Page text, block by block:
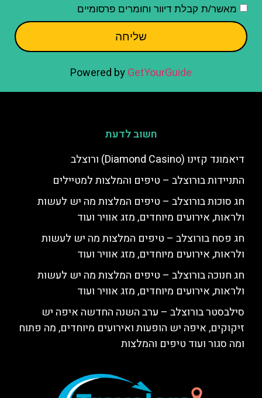
מאשר/ת קבלת דיוור וחומרים פרסומיים
שליחה
Powered byGetYourGuide
חשוב לדעת
דיאמונד קזינו (Diamond Casino) ורוצלב
התניידות בורוצלב – טיפים והמלצות למטיילים
חג סוכות בורוצלב – טיפים המלצות מה יש לעשות
ולראות, אירועים מיוחדים, מזג אוויר ועוד
חג פסח בורוצלב – טיפים המלצות מה יש לעשות
ולראות, אירועים מיוחדים, מזג אוויר ועוד
חג חנוכה בורוצלב – טיפים המלצות מה יש לעשות
ולראות, אירועים מיוחדים, מזג אוויר ועוד
סילבסטר בורוצלב – ערב השנה החדשה איפה יש
זיקוקים, איפה יש הופעות ואירועים מיוחדים, מה פתוח
ומה סגור ועוד טיפים והמלצות